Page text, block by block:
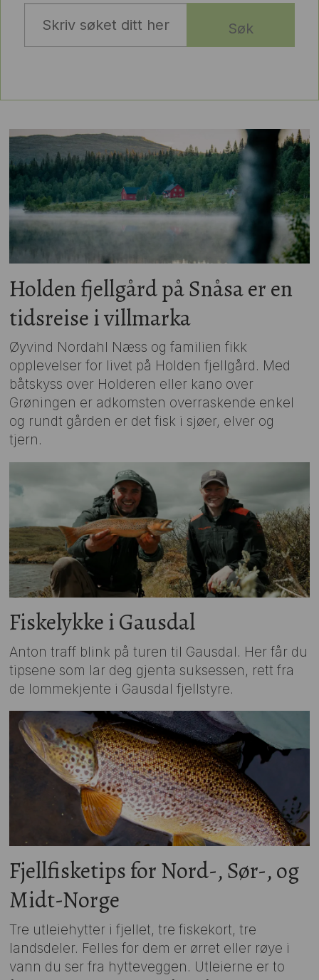
Søk
Holden fjellgård på Snåsa er en
tidsreise i villmarka
Øyvind Nordahl Næss og familien fikk
opplevelser for livet på Holden fjellgård. Med
båtskyss over Holderen eller kano over
Grøningen er adkomsten overraskende enkel
og rundt gården er det fisk i sjøer, elver og
tjern.
Fiskelykke i Gausdal
Anton traff blink på turen til Gausdal. Her får du
tipsene som lar deg gjenta suksessen, rett fra
de lommekjente i Gausdal fjellstyre.
Fjellfisketips for Nord-, Sør-, og
Midt-Norge
Tre utleiehytter i fjellet, tre fiskekort, tre
landsdeler. Felles for dem er ørret eller røye i
vann du ser fra hytteveggen. Utleierne er to